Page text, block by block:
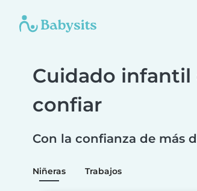
Cuidado infantil
confiar
Con la confianza de más
Niñeras Trabajos